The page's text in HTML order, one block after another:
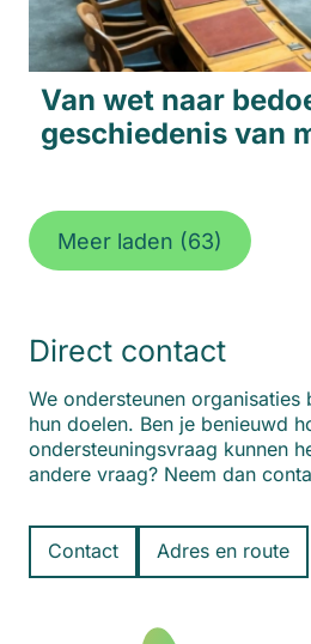
Van wet naar
geschiedenis van
Meer laden (63)
Direct contact
We ondersteunen organisaties
hun doelen. Ben je benieuwd
ondersteuningsvraag kunnen
andere vraag? Neem dan
Contact Adres en route